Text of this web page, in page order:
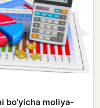
bo‘yicha moliya-